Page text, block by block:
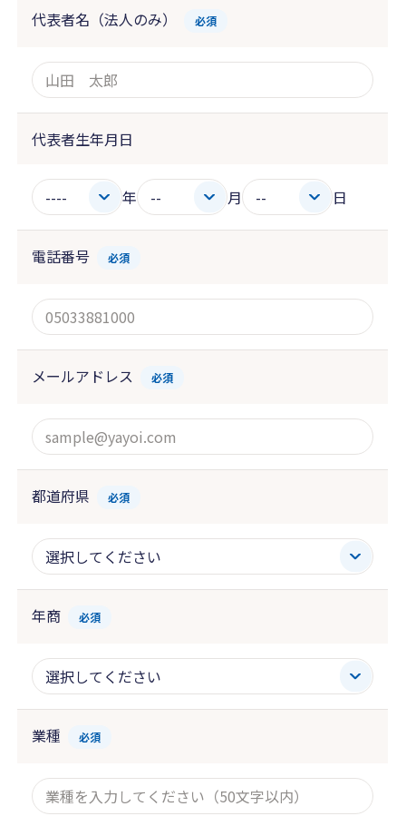
代表者名（法人のみ） 必須
代表者生年月日
年 月 日
電話番号 必須
メールアドレス 必須
都道府県 必須
年商 必須
業種 必須